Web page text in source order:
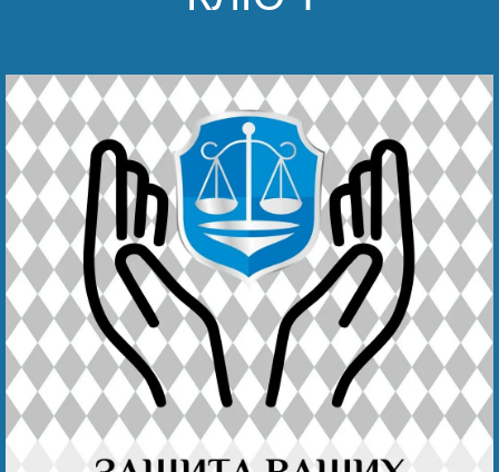
Файдалы мәкаләләр
Безнең җиңү
Видео турында безне